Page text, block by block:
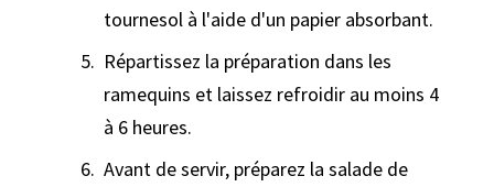
tournesol à l'aide d'un papier absorbant.
Répartissez la préparation dans les
ramequins et laissez refroidir au moins 4
à 6 heures.
Avant de servir, préparez la salade de